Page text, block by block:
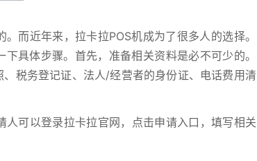
而近年来，拉卡拉POS机成为了很多人的选择。
具体步骤。首先，准备相关资料是必不可少的。
税务登记证、法人/经营者的身份证、电话费用清
可以登录拉卡拉官网，点击申请入口，填写相关